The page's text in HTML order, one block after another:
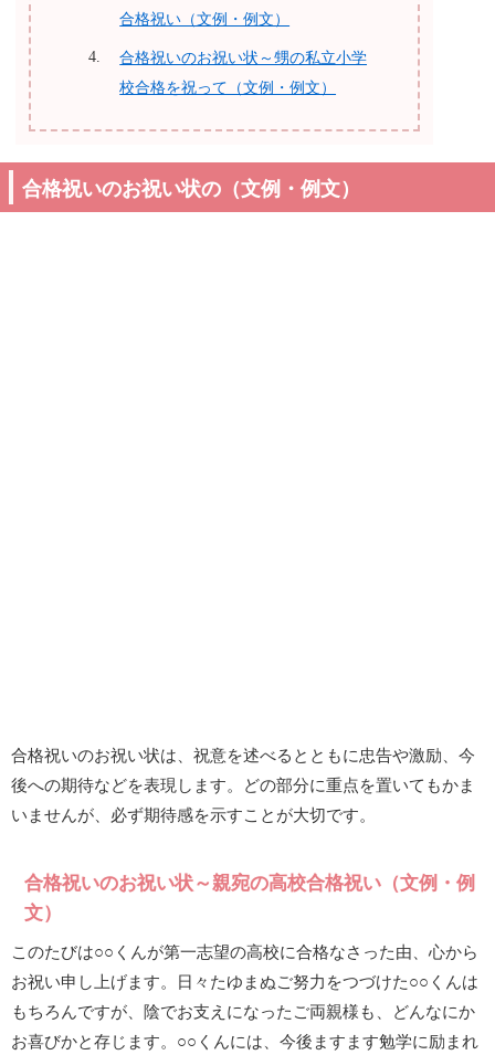
合格祝い（文例・例文）
合格祝いのお祝い状～甥の私立小学
校合格を祝って（文例・例文）
合格祝いのお祝い状の（文例・例文）
合格祝いのお祝い状は、祝意を述べるとともに忠告や激励、今
後への期待などを表現します。どの部分に重点を置いてもかま
いませんが、必ず期待感を示すことが大切です。
合格祝いのお祝い状～親宛の高校合格祝い（文例・例
文）
このたびは○○くんが第一志望の高校に合格なさった由、心から
お祝い申し上げます。日々たゆまぬご努力をつづけた○○くんは
もちろんですが、陰でお支えになったご両親様も、どんなにか
お喜びかと存じます。○○くんには、今後ますます勉学に励まれ